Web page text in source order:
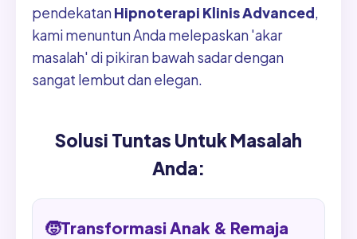
pendekatan Hipnoterapi Klinis Advanced,
kami menuntun Anda melepaskan 'akar
masalah' di pikiran bawah sadar dengan
sangat lembut dan elegan.
Solusi Tuntas Untuk Masalah
Anda:
🧒Transformasi Anak & Remaja